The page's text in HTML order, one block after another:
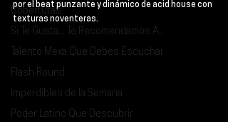
Coberturas
Si Te Gusta... Te Recomendamos A...
Talento Mexa Que Debes Escuchar
Flash Round
Imperdibles de la Semana
Poder Latino Que Descubrir
por el beat punzante y dinámico de acid house con
texturas noventeras.